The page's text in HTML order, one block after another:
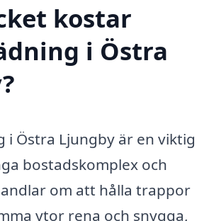
kostar
i Östra
i Östra Ljungby är en viktig
bostadskomplex och
om att hålla trappor
ytor rena och snygga,